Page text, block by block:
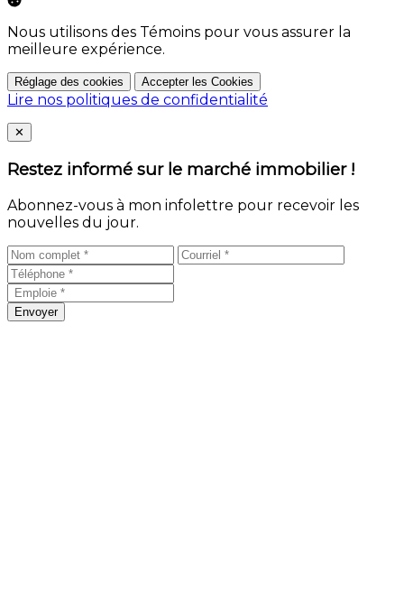
Nous utilisons des Témoins pour vous assurer la
meilleure expérience.
Réglage des cookies Accepter les Cookies
Lire nos politiques de confidentialité
Close
✕
Restez informé sur le marché immobilier !
Abonnez-vous à mon infolettre pour recevoir les
nouvelles du jour.
Envoyer